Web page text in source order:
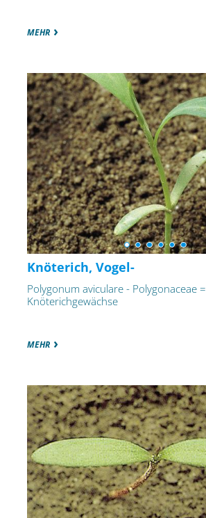
MEHR
Knöterich, Vogel-
Polygonum aviculare - Polygonaceae =
Knöterichgewächse
MEHR